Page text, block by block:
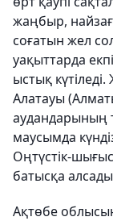
жаңбыр,
соғатын жел
уақыттарда
ыстық
Алатауы
аудандарының
маусымда
Оңтүстік-
батысқа
Ақтөбе